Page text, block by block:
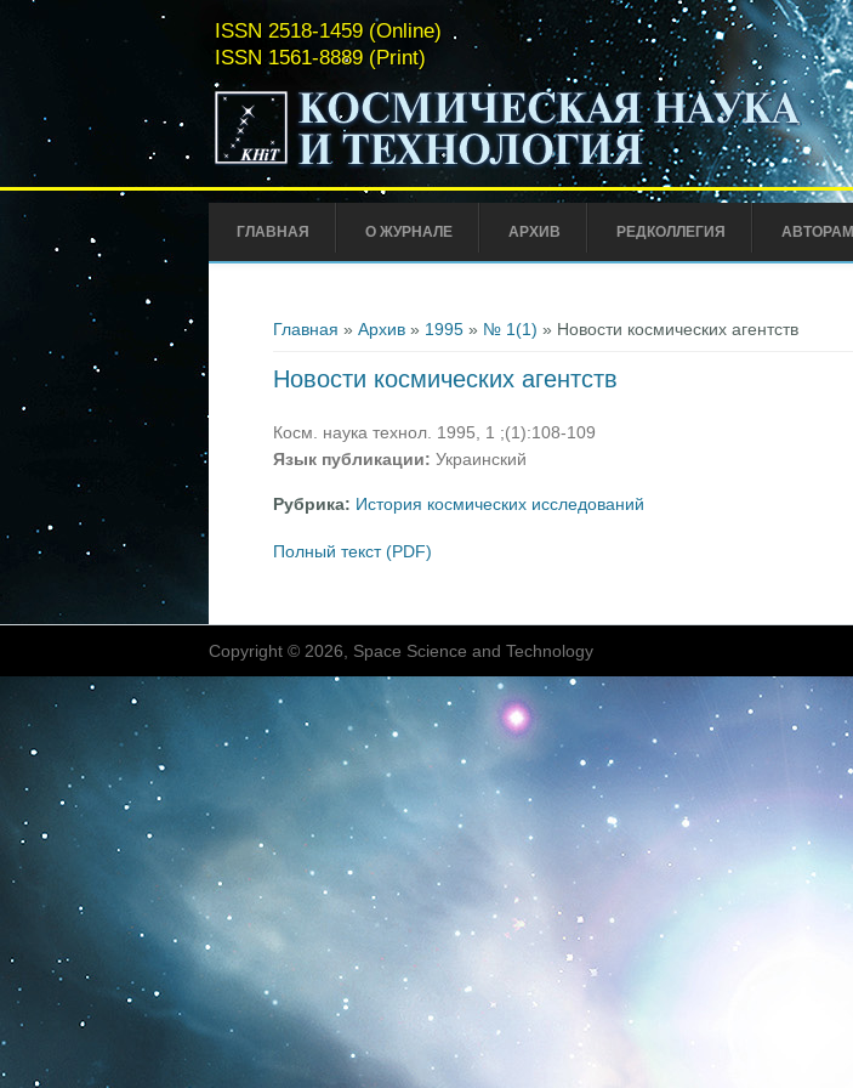
ISSN 2518-1459 (Online)
ISSN 1561-8889 (Print)
ГЛАВНАЯ О ЖУРНАЛЕ АРХИВ РЕДКОЛЛЕГИЯ АВТОРАМ
Главная » Архив» 1995» № 1(1) » Новости космических агентств
Новости космических агентств
Косм. наука технол. 1995, 1 ;(1):108-109
Язык публикации: Украинский
Рубрика: История космических исследований
Полный текст (PDF)
Copyright © 2026, Space Science and Technology